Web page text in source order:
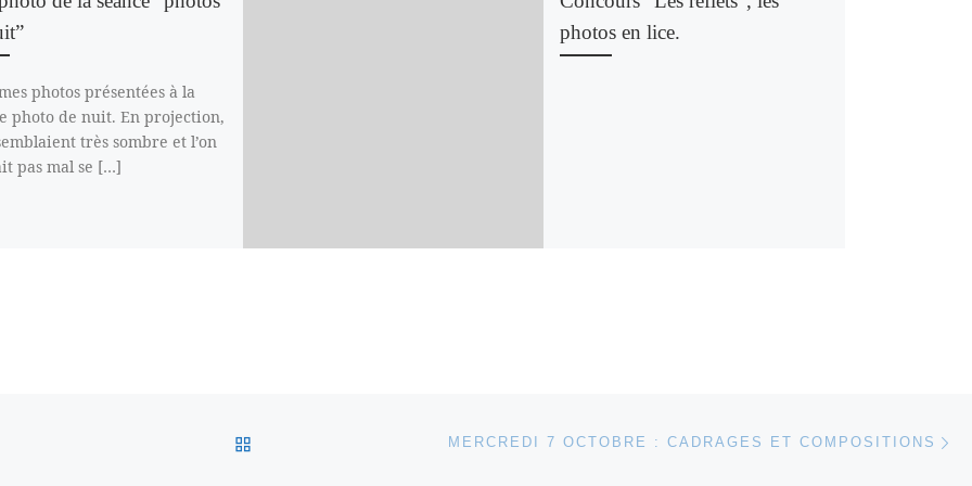
photos présentées à la
photo de nuit. En projection,
très sombre et l’on
pas mal se […]
photos en lice.
RETOUR À LA LISTE DES ARTICLESMERCREDI 7 OCTOBRE : CADRAGES ET COMPOSITIONS